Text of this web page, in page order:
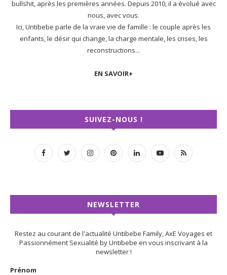
bullshit, après les premières années. Depuis 2010, il a évolué avec
nous, avec vous.
Ici, Untibebe parle de la vraie vie de famille : le couple après les
enfants, le désir qui change, la charge mentale, les crises, les
reconstructions...
EN SAVOIR+
SUIVEZ-NOUS !
NEWSLETTER
Restez au courant de l'actualité Untibebe Family, AxE Voyages et
Passionnément Sexualité by Untibebe en vous inscrivant à la
newsletter !
Prénom